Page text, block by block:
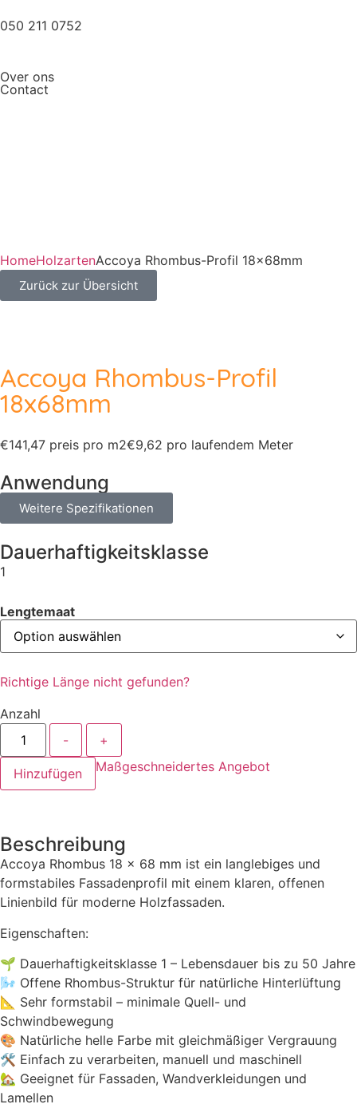
050 211 0752
Over ons
Contact
HomeHolzartenAccoya Rhombus-Profil 18x68mm
Zurück zur Übersicht
Accoya Rhombus-Profil
18x68mm
€141,47 preis pro m2€9,62 pro laufendem Meter
Anwendung
Weitere Spezifikationen
Dauerhaftigkeitsklasse
1
Lengtemaat
Richtige Länge nicht gefunden?
Anzahl
-
+
Hinzufügen Maßgeschneidertes Angebot
Beschreibung
Accoya Rhombus 18 × 68 mm ist ein langlebiges und
formstabiles Fassadenprofil mit einem klaren, offenen
Linienbild für moderne Holzfassaden.
Eigenschaften:
🌱 Dauerhaftigkeitsklasse 1 – Lebensdauer bis zu 50 Jahre
🌬️ Offene Rhombus-Struktur für natürliche Hinterlüftung
📐 Sehr formstabil – minimale Quell- und
Schwindbewegung
🎨 Natürliche helle Farbe mit gleichmäßiger Vergrauung
🛠️ Einfach zu verarbeiten, manuell und maschinell
🏡 Geeignet für Fassaden, Wandverkleidungen und
Lamellen